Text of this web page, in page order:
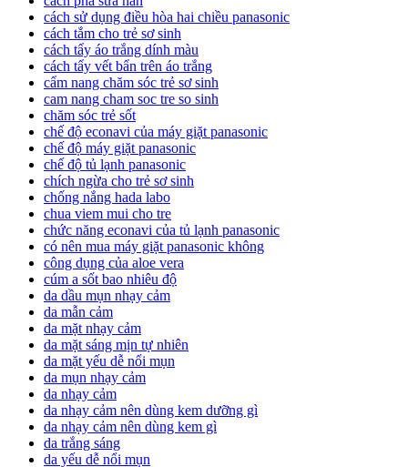
cách sử dụng điều hòa hai chiều panasonic
cách tắm cho trẻ sơ sinh
cách tẩy áo trắng dính màu
cách tẩy vết bẩn trên áo trắng
cẩm nang chăm sóc trẻ sơ sinh
cam nang cham soc tre so sinh
chăm sóc trẻ sốt
chế độ econavi của máy giặt panasonic
chế độ máy giặt panasonic
chế độ tủ lạnh panasonic
chích ngừa cho trẻ sơ sinh
chống nắng hada labo
chua viem mui cho tre
chức năng econavi của tủ lạnh panasonic
có nên mua máy giặt panasonic không
công dụng của aloe vera
cúm a sốt bao nhiêu độ
da dầu mụn nhạy cảm
da mẫn cảm
da mặt nhạy cảm
da mặt sáng mịn tự nhiên
da mặt yếu dễ nổi mụn
da mụn nhạy cảm
da nhạy cảm
da nhạy cảm nên dùng kem dưỡng gì
da nhạy cảm nên dùng kem gì
da trắng sáng
da yếu dễ nổi mụn